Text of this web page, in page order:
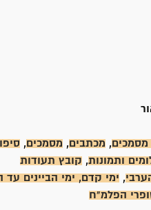
מסמכים, מכתבים, מסמכים,
ותמונות, קובץ תעודות
, ימי קדם, ימי הביינים
הפלמ"ח